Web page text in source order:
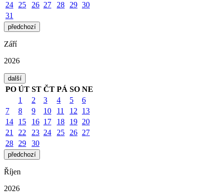
24 25 26 27 28 29 30
31
předchozí
Září
2026
další
PO ÚT ST ČT PÁ SO NE
1
2 3 4 5
6
7
8 9 10 11 12 13
14
15 16 17 18 19 20
21
22 23 24 25 26 27
28 29 30
předchozí
Říjen
2026